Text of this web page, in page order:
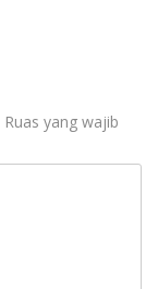
Ruas yang wajib